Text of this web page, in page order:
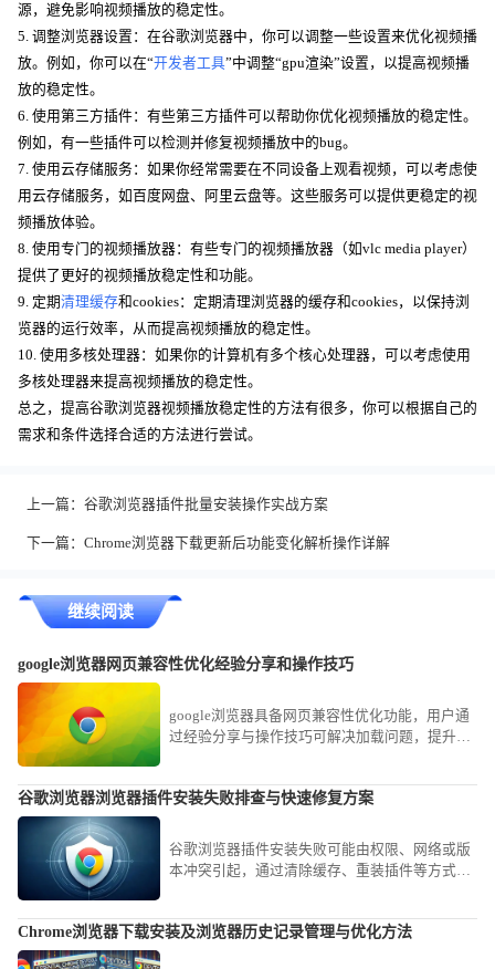
源，避免影响视频播放的稳定性。
5. 调整浏览器设置：在谷歌浏览器中，你可以调整一些设置来优化视频播
放。例如，你可以在“开发者工具”中调整“gpu渲染”设置，以提高视频播
放的稳定性。
6. 使用第三方插件：有些第三方插件可以帮助你优化视频播放的稳定性。
例如，有一些插件可以检测并修复视频播放中的bug。
7. 使用云存储服务：如果你经常需要在不同设备上观看视频，可以考虑使
用云存储服务，如百度网盘、阿里云盘等。这些服务可以提供更稳定的视
频播放体验。
8. 使用专门的视频播放器：有些专门的视频播放器（如vlc media player）
提供了更好的视频播放稳定性和功能。
9. 定期清理缓存和cookies：定期清理浏览器的缓存和cookies，以保持浏
览器的运行效率，从而提高视频播放的稳定性。
10. 使用多核处理器：如果你的计算机有多个核心处理器，可以考虑使用
多核处理器来提高视频播放的稳定性。
总之，提高谷歌浏览器视频播放稳定性的方法有很多，你可以根据自己的
需求和条件选择合适的方法进行尝试。
上一篇： 谷歌浏览器插件批量安装操作实战方案
下一篇： Chrome浏览器下载更新后功能变化解析操作详解
继续阅读
google浏览器网页兼容性优化经验分享和操作技巧
google浏览器具备网页兼容性优化功能，用户通
过经验分享与操作技巧可解决加载问题，提升稳
谷歌浏览器浏览器插件安装失败排查与快速修复方案
谷歌浏览器插件安装失败可能由权限、网络或版
本冲突引起，通过清除缓存、重装插件等方式可
Chrome浏览器下载安装及浏览器历史记录管理与优化方法